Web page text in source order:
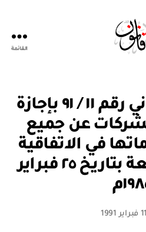
القائمة
مرسوم سلطاني رقم ١١ / ٩١ بإجازة
عن جميع
في الاتفاقية
النفطية الموقعة بتاريخ ٢٥ فبراير
كاتب
بو
ة
11 فبراير 1991